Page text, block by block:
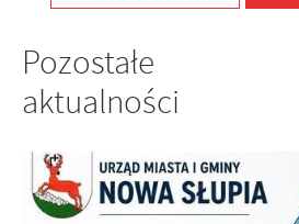
Pozostałe
aktualności
internetowej. Treści promocyjne
partnerami oraz innych dostawców
w charakterze pośredników
postaci wiadomości, ofert,